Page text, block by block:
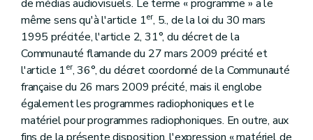
de médias audiovisuels. Le terme « programme » a le
même sens qu'à l'article 1er, 5., de la loi du 30 mars
1995 précitée, l'article 2, 31°, du décret de la
Communauté flamande du 27 mars 2009 précité et
l'article 1er, 36°, du décret coordonné de la Communauté
française du 26 mars 2009 précité, mais il englobe
également les programmes radiophoniques et le
matériel pour programmes radiophoniques. En outre, aux